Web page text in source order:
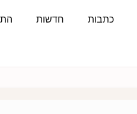
כתבות חדשות